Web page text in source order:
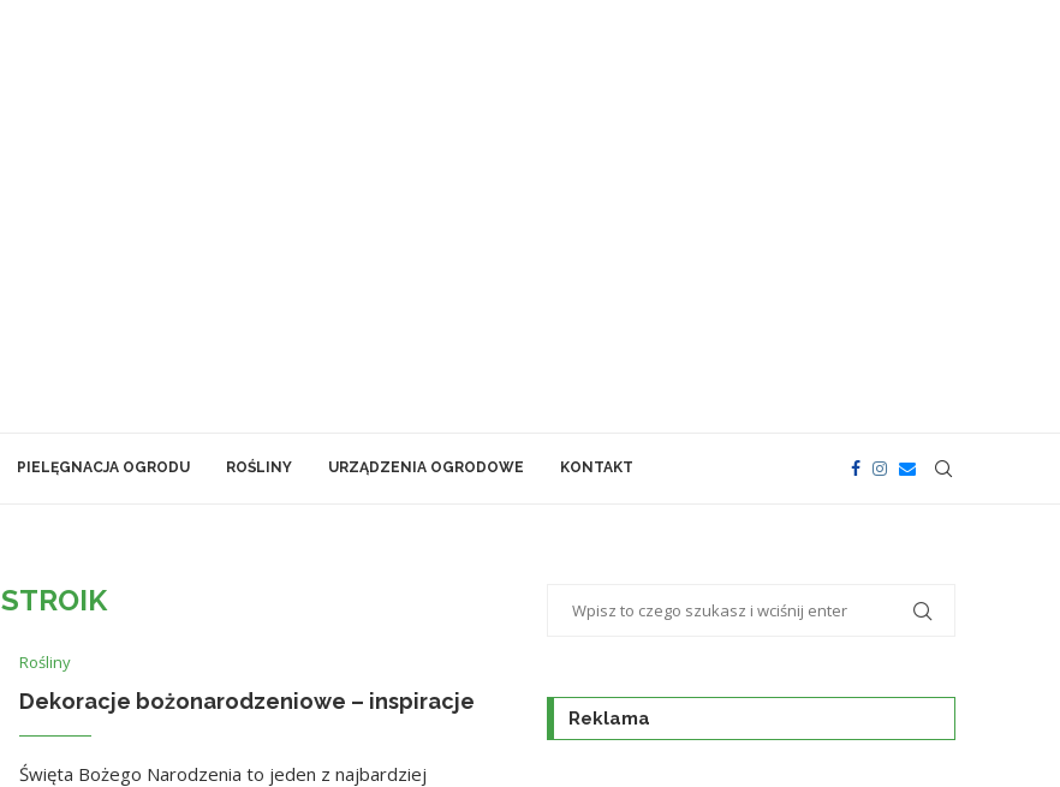
PIELĘGNACJA OGRODU ROŚLINY URZĄDZENIA OGRODOWE KONTAKT
STROIK
Rośliny
Dekoracje bożonarodzeniowe – inspiracje
Święta Bożego Narodzenia to jeden z najbardziej
Reklama